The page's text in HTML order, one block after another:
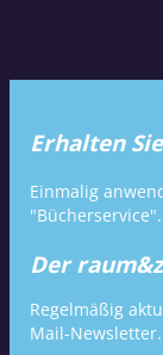
Erhalten
Einmalig
"Bücherservice".
Der
Regelmäßig
Mail-Newsletter.